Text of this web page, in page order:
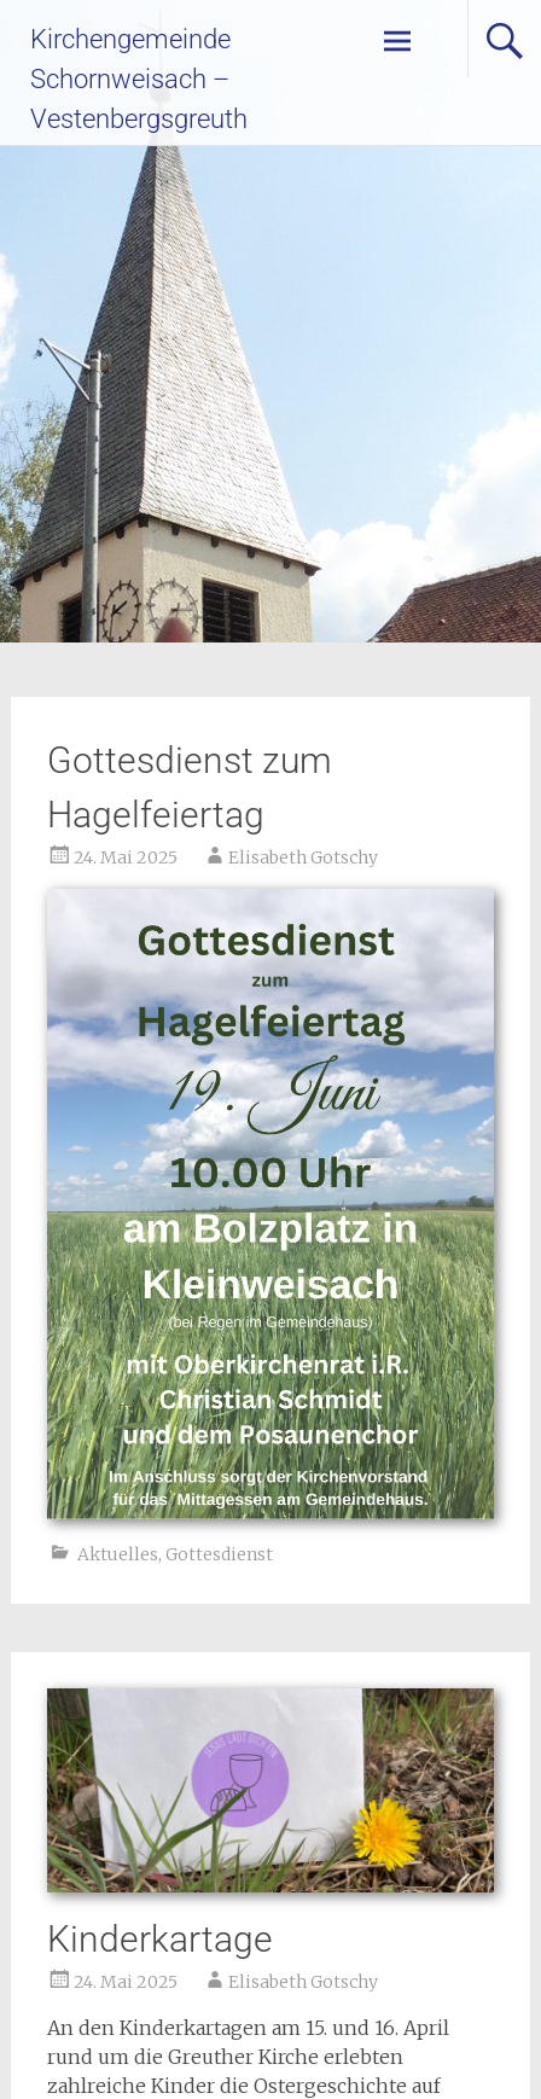
Kirchengemeinde
Schornweisach –
Vestenbergsgreuth
Gottesdienst zum
Hagelfeiertag
24. Mai 2025 Elisabeth Gotschy
Aktuelles, Gottesdienst
Kinderkartage
24. Mai 2025 Elisabeth Gotschy
An den Kinderkartagen am 15. und 16. April
rund um die Greuther Kirche erlebten
zahlreiche Kinder die Ostergeschichte auf